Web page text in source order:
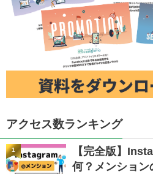
アクセス数ランキング
【完全版】
何？メンショ
1